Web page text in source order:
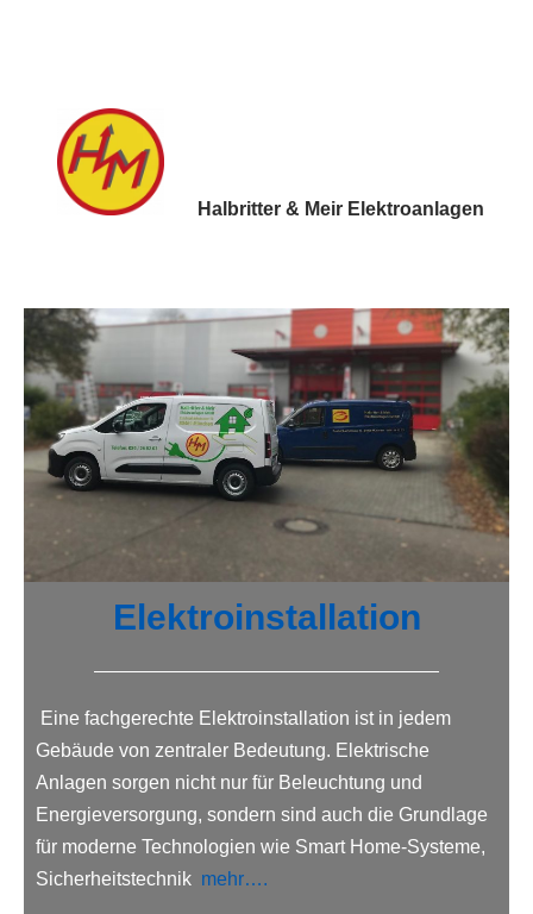
Halbritter & Meir Elektroanlagen
Elektroinstallation
Eine fachgerechte Elektroinstallation ist in jedem
Gebäude von zentraler Bedeutung. Elektrische
Anlagen sorgen nicht nur für Beleuchtung und
Energieversorgung, sondern sind auch die Grundlage
für moderne Technologien wie Smart Home-Systeme,
Sicherheitstechnik mehr….